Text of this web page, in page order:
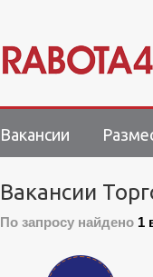
Вакансии
Вакансии
По запросу найдено 1